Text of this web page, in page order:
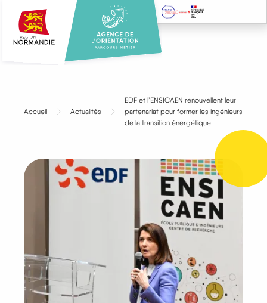
contenu
Accueil Actualités
EDF et l’ENSICAEN renouvellent leur
partenariat pour former les ingénieurs
de la transition énergétique